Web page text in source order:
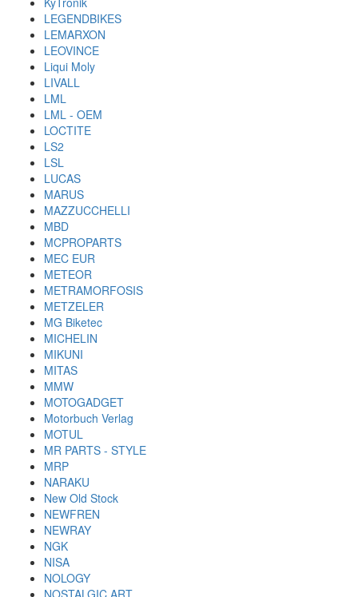
LEGENDBIKES
LEMARXON
LEOVINCE
Liqui Moly
LIVALL
LML
LML - OEM
LOCTITE
LS2
LSL
LUCAS
MARUS
MAZZUCCHELLI
MBD
MCPROPARTS
MEC EUR
METEOR
METRAMORFOSIS
METZELER
MG Biketec
MICHELIN
MIKUNI
MITAS
MMW
MOTOGADGET
Motorbuch Verlag
MOTUL
MR PARTS - STYLE
MRP
NARAKU
New Old Stock
NEWFREN
NEWRAY
NGK
NISA
NOLOGY
NOSTALGIC ART